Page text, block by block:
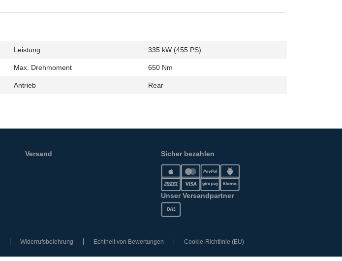
Leistung 335 kW (455 PS)
Max. Drehmoment 650 Nm
Antrieb Rear
Versand Sicher bezahlen
Unser Versandpartner
Widerrufsbelehrung Echtheit von Bewertungen Cookie-Richtlinie (EU)